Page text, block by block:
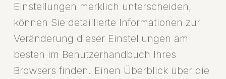
Einstellungen merklich unterscheiden,
können Sie detaillierte Informationen zur
Veränderung dieser Einstellungen am
besten im Benutzerhandbuch Ihres
Browsers finden. Einen Überblick über die